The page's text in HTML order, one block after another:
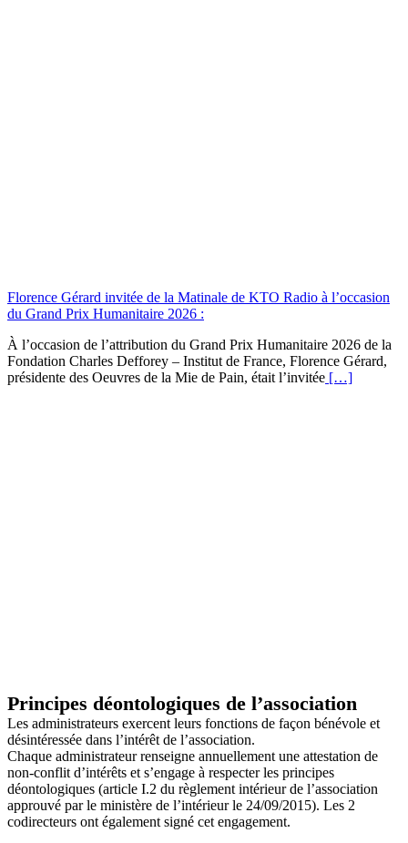
Florence Gérard invitée de la Matinale de KTO Radio à l’occasion
du Grand Prix Humanitaire 2026 :
À l’occasion de l’attribution du Grand Prix Humanitaire 2026 de la
Fondation Charles Defforey – Institut de France, Florence Gérard,
présidente des Oeuvres de la Mie de Pain, était l’invitée […]
Principes déontologiques de l’association
Les administrateurs exercent leurs fonctions de façon bénévole et
désintéressée dans l’intérêt de l’association.
Chaque administrateur renseigne annuellement une attestation de
non-conflit d’intérêts et s’engage à respecter les principes
déontologiques (article I.2 du règlement intérieur de l’association
approuvé par le ministère de l’intérieur le 24/09/2015). Les 2
codirecteurs ont également signé cet engagement.